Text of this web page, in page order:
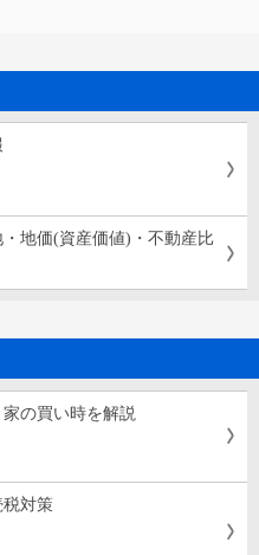
地価(資産価値)・不動産比
の買い時を解説
対策